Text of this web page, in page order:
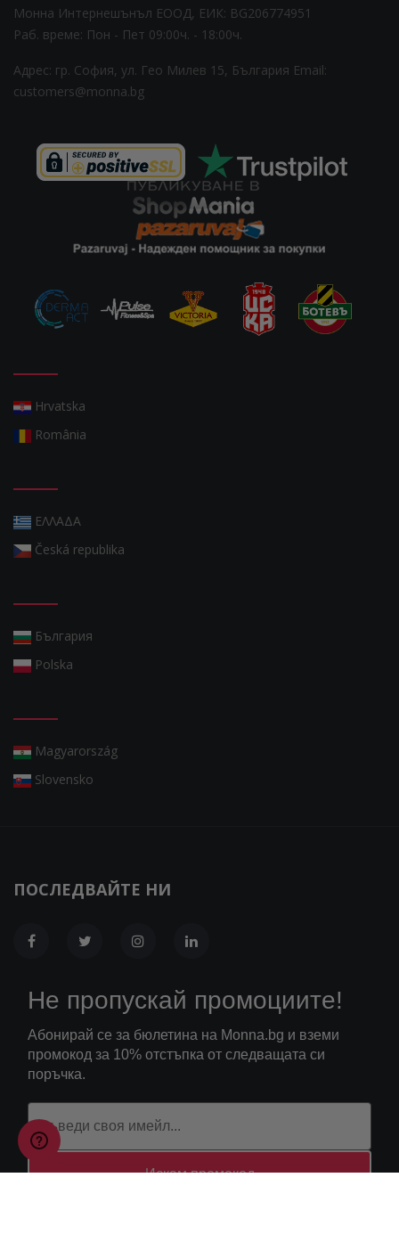
Монна Интернешънъл ЕООД, ЕИК: BG206774951
Раб. време: Пoн - Пет 09:00ч. - 18:00ч.
Адрес: гр. София, ул. Гео Милев 15, България Email:
customers@monna.bg
Hrvatska
România
ΕΛΛΑΔΑ
Česká republika
България
Polska
Magyarország
Slovensko
ПОСЛЕДВАЙТЕ НИ
Не пропускай промоциите!
Абонирай се за бюлетина на Monna.bg и вземи
промокод за 10% отстъпка от следващата си
поръчка.
Искам промокод